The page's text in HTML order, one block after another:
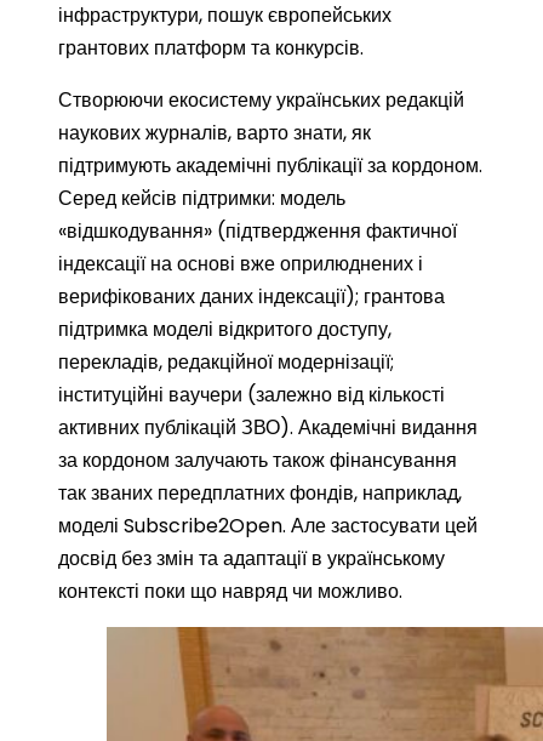
інфраструктури, пошук європейських
грантових платформ та конкурсів.
Створюючи екосистему українських редакцій
наукових журналів, варто знати, як
підтримують академічні публікації за кордоном.
Серед кейсів підтримки: модель
«відшкодування» (підтвердження фактичної
індексації на основі вже оприлюднених і
верифікованих даних індексації); грантова
підтримка моделі відкритого доступу,
перекладів, редакційної модернізації;
інституційні ваучери (залежно від кількості
активних публікацій ЗВО). Академічні видання
за кордоном залучають також фінансування
так званих передплатних фондів, наприклад,
моделі Subscribe2Open. Але застосувати цей
досвід без змін та адаптації в українському
контексті поки що навряд чи можливо.